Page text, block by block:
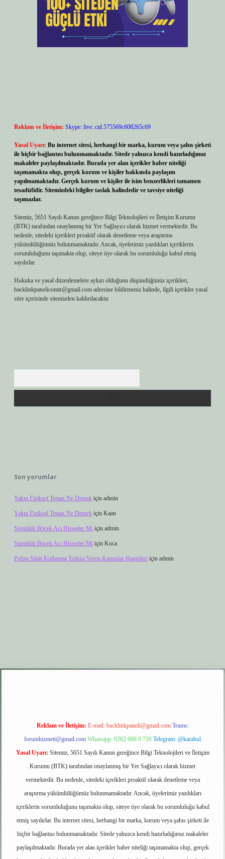
Reklam ve İletişim: Skype: live:.cid.575569c608265c69
Yasal Uyarı: Bu internet sitesi, herhangi bir marka, kurum veya şahıs şirketi
ile hiçbir bağlantısı bulunmamaktadır. Sitede yalnızca kendi hazırladığımız
makaleler paylaşılmaktadır. Burada yer alan içerikler haber niteliği
taşımamakta olup, gerçek kurum ve kişiler hakkında paylaşım
yapılmamaktadır. Gerçek kurum ve kişiler ile isim benzerlikleri tamamen
tesadüfidir. Sitemizdeki bilgiler taslak halindedir ve tavsiye niteliği
taşımazlar.
Sitemiz, 5651 Sayılı Kanun gereğince Bilgi Teknolojileri ve İletişim Kurumu
(BTK) tarafından onaylanmış bir Yer Sağlayıcı olarak hizmet vermektedir. Bu
nedenle, sitedeki içerikleri proaktif olarak denetleme veya araştırma
yükümlülüğümüz bulunmamaktadır. Ancak, üyelerimiz yazdıkları içeriklerin
sorumluluğunu taşımakta olup, siteye üye olarak bu sorumluluğu kabul etmiş
sayılırlar.
Hukuka ve yasal düzenlemelere aykırı olduğunu düşündüğünüz içerikleri,
backlinkpanelicomtr@gmail.com adresine bildirmeniz halinde, ilgili içerikler yasal
süre içerisinde sitemizden kaldırılacaktır.
Son yorumlar
Yakın Fiziksel Temas Ne Demek için admin
Yakın Fiziksel Temas Ne Demek için Kaan
Sümüklü Böcek Acı Hisseder Mi için admin
Sümüklü Böcek Acı Hisseder Mi için Koca
Polise Silah Kullanma Yetkisi Veren Kanunlar Hangileri için admin
elexbet giriş
Reklam ve İletişim: E-mail: backlinkpaneli@gmail.com Teams:
forumhizmeti@gmail.com Whatsapp: 0262 606 0 726 Telegram: @karabul
Yasal Uyarı: Sitemiz, 5651 Sayılı Kanun gereğince Bilgi Teknolojileri ve İletişim
Kurumu (BTK) tarafından onaylanmış bir Yer Sağlayıcı olarak hizmet
vermektedir. Bu nedenle, sitedeki içerikleri proaktif olarak denetleme veya
araştırma yükümlülüğümüz bulunmamaktadır. Ancak, üyelerimiz yazdıkları
içeriklerin sorumluluğunu taşımakta olup, siteye üye olarak bu sorumluluğu kabul
etmiş sayılırlar. Bu internet sitesi, herhangi bir marka, kurum veya şahıs şirketi ile
hiçbir bağlantısı bulunmamaktadır. Sitede yalnızca kendi hazırladığımız makaleler
paylaşılmaktadır. Burada yer alan içerikler haber niteliği taşımamakta olup, gerçek